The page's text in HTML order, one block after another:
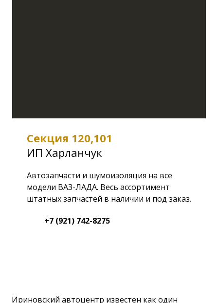
Секция 120,101
ИП Харланчук
Автозапчасти и шумоизоляция на все
модели ВАЗ-ЛАДА. Весь ассортимент
штатных запчастей в наличии и под заказ.
+7 (921) 742-8275
Ириновский автоцентр известен как один